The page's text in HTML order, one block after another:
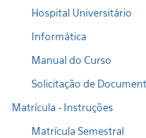
Hospital Universitário
Informática
Manual do Curso
Solicitação de
Matrícula - Instruções
Matrícula Semestral